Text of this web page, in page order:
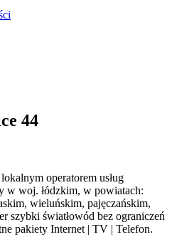
44
operatorem usług
w woj. łódzkim, w powiatach:
wieluńskim, pajęczańskim,
szybki światłowód bez ograniczeń
pakiety Internet | TV | Telefon.